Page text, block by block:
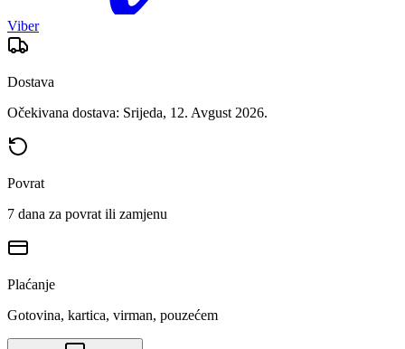
Viber
Dostava
Očekivana dostava: Srijeda, 12. Avgust 2026.
Povrat
7 dana za povrat ili zamjenu
Plaćanje
Gotovina, kartica, virman, pouzećem